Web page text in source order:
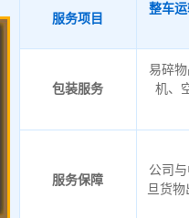
服务项目
整车
包装服务
易碎
机、
服务保障
公司
旦货